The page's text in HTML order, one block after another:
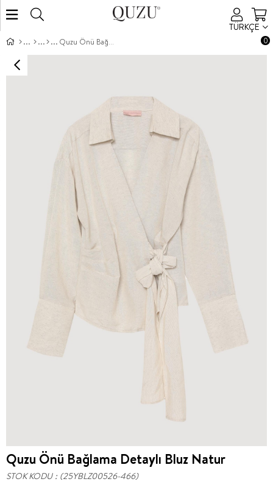
TÜRKÇE
0
Quzu Önü Bağlama Detaylı Bluz Natur
Quzu Önü Bağlama Detaylı Bluz Natur
STOK KODU (25YBLZ00526-466)